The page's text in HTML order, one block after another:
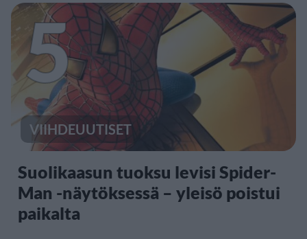
5
VIIHDEUUTISET
Suolikaasun tuoksu levisi Spider-
Man -näytöksessä – yleisö poistui
paikalta